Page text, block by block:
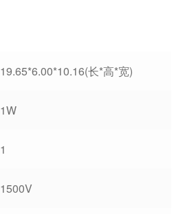
19.65*6.00*10.16(长*高*宽)
1W
1
1500V